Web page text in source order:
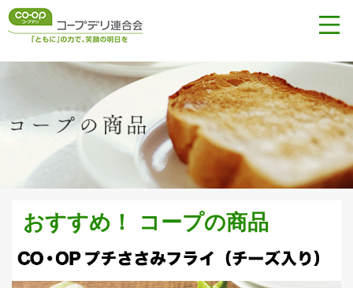
おすすめ！ コープの商品